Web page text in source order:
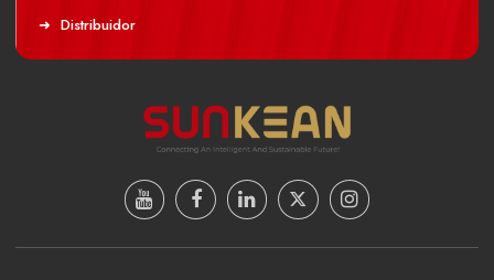
Distribuidor